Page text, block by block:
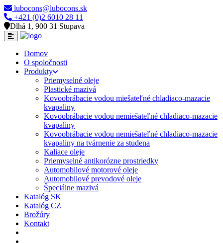
lubocons@lubocons.sk
+421 (0)2 6010 28 11
Dlhá 1, 900 31 Stupava
Domov
O spoločnosti
Produkty
Priemyselné oleje
Plastické mazivá
Kovoobrábacie vodou miešateľné chladiaco-mazacie
kvapaliny
Kovoobrábacie vodou nemiešateľné chladiaco-mazacie
kvapaliny
Kovoobrábacie vodou nemiešateľné chladiaco-mazacie
kvapaliny na tvárnenie za studena
Kaliace oleje
Priemyselné antikorózne prostriedky
Automobilové motorové oleje
Automobilové prevodové oleje
Špeciálne mazivá
Katalóg SK
Katalóg CZ
Brožúry
Kontakt